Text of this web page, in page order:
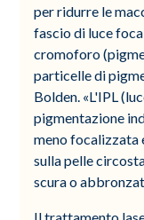
per ridurre le
fascio di luce
cromoforo
particelle di
Bolden. «L'IPL
pigmentazione
meno focalizzata
sulla pelle
scura o